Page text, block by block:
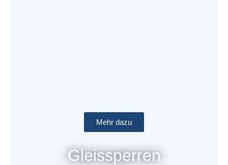
Mehr dazu
Gleissperren